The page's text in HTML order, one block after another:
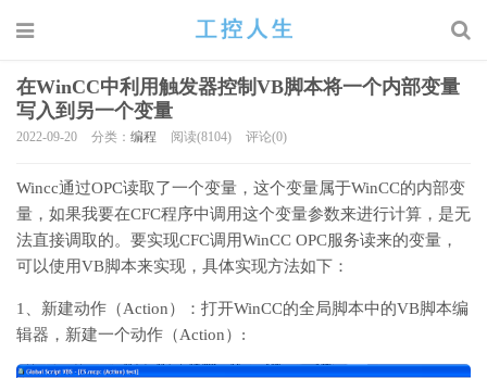
在WinCC中利用触发器控制VB脚本将一个内部变量
写入到另一个变量
2022-09-20 分类： 编程 阅读(8104) 评论(0)
Wincc通过OPC读取了一个变量，这个变量属于WinCC的内部变
量，如果我要在CFC程序中调用这个变量参数来进行计算，是无
法直接调取的。要实现CFC调用WinCC OPC服务读来的变量，
可以使用VB脚本来实现，具体实现方法如下：
1、新建动作（Action）：打开WinCC的全局脚本中的VB脚本编
辑器，新建一个动作（Action）: